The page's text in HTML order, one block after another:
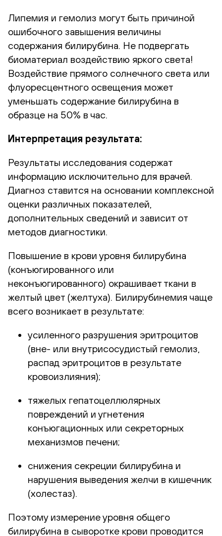
Липемия и гемолиз могут быть причиной
ошибочного завышения величины
содержания билирубина. Не подвергать
биоматериал воздействию яркого света!
Воздействие прямого солнечного света или
флуоресцентного освещения может
уменьшать содержание билирубина в
образце на 50% в час.
Интерпретация результата:
Результаты исследования содержат
информацию исключительно для врачей.
Диагноз ставится на основании комплексной
оценки различных показателей,
дополнительных сведений и зависит от
методов диагностики.
Повышение в крови уровня билирубина
(конъюгированного или
неконъюгированного) окрашивает ткани в
желтый цвет (желтуха). Билирубинемия чаще
всего возникает в результате:
усиленного разрушения эритроцитов
(вне- или внутрисосудистый гемолиз,
распад эритроцитов в результате
кровоизлияния);
тяжелых гепатоцеллюлярных
повреждений и угнетения
конъюгационных или секреторных
механизмов печени;
снижения секреции билирубина и
нарушения выведения желчи в кишечник
(холестаз).
Поэтому измерение уровня общего
билирубина в сыворотке крови проводится